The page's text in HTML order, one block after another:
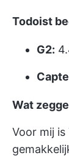
Todoist
G2:
Wat
Voor mij